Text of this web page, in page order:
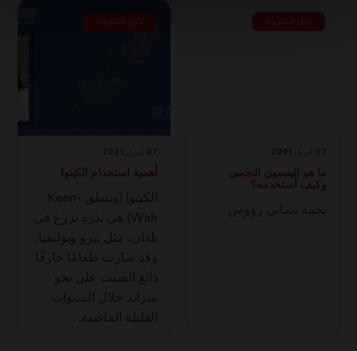
ما هو الينسون النجمى
وكيف أستخدمه؟
نجمة بثماني رؤوس
أهمية استخدام الكينوا
الكينوا (وتنطق Keen-
Wah) هي بذرة تزرع في
بلدان، مثل بيرو وبوليفيا،
وقد صارت طعامًا خارقًا
ذائع الصيت على نحو
متزايد خلال السنوات
القليلة الماضية.